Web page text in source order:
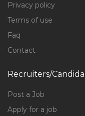
Privacy policy
Terms of use
Faq
Contact
Recruiters/
Post a Job
Apply for a job